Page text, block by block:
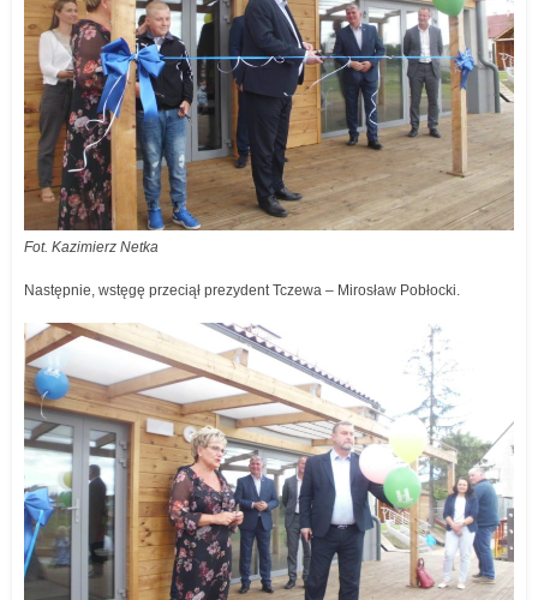
Fot. Kazimierz Netka
Następnie, wstęgę przeciął prezydent Tczewa – Mirosław Pobłocki.